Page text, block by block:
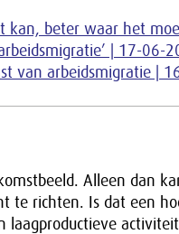
kan, beter waar het
| 17-06-
van arbeidsmigratie |
Alleen dan
te richten. Is dat een
laagproductieve